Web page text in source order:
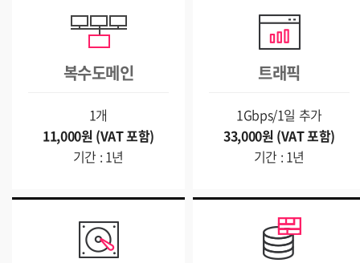
복수도메인
1개
11,000원 (VAT 포함)
기간 : 1년
트래픽
1Gbps/1일 추가
33,000원 (VAT 포함)
기간 : 1년